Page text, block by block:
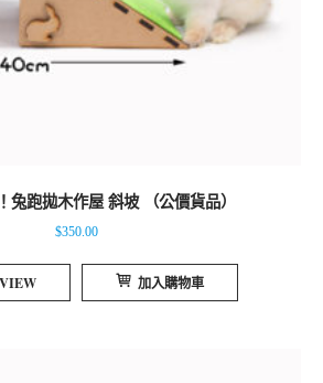
兔跑拋木作屋 斜坡 （公價貨品）
$350.00
加入購物車